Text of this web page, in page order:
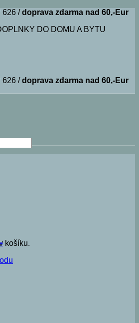
626 /doprava zdarma nad 60,-Eur
DO DOMU A BYTU
626 /doprava zdarma nad 60,-Eur
košíku.